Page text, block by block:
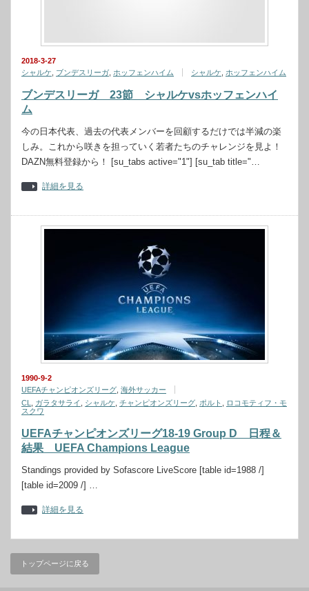
2018-3-27
シャルケ
ブンデスリーガ ホッフェンハイム シャルケ ホッフェンハイム
ブンデスリーガ 23節 シャルケvsホッフェンハイ
ム
今の日本代表、過去の代表メンバーを回顧するだけでは半減の楽
しみ。これから咲きを担っていく若者たちのチャレンジを見よ！
DAZN無料登録から！ [su_tabs active="1"] [su_tab title="…
詳細を見る
1990-9-2
UEFAチャンピオンズリーグ 海外サッカー
CL
ガラタサライ シャルケ チャンピオンズリーグ ポルト
ロコモティフ・モ
スクワ
UEFAチャンピオンズリーグ18-19 Group D 日程＆
結果 UEFA Champions League
Standings provided by Sofascore LiveScore [table id=1988 /]
[table id=2009 /] …
詳細を見る
トップページに戻る